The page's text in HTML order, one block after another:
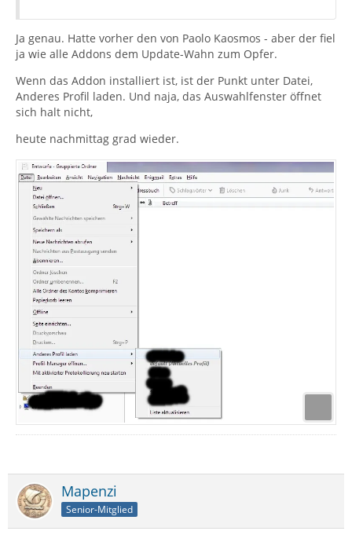
Ja genau. Hatte vorher den von Paolo Kaosmos - aber der fiel
ja wie alle Addons dem Update-Wahn zum Opfer.
Wenn das Addon installiert ist, ist der Punkt unter Datei,
Anderes Profil laden. Und naja, das Auswahlfenster öffnet
sich halt nicht,
heute nachmittag grad wieder.
Mapenzi
Senior-Mitglied